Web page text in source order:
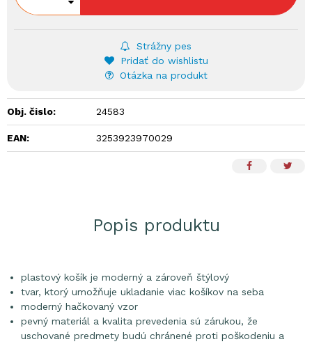
Strážny pes
Pridať do wishlistu
Otázka na produkt
Obj. čislo: 24583
EAN: 3253923970029
Popis produktu
plastový košík je moderný a zároveň štýlový
tvar, ktorý umožňuje ukladanie viac košíkov na seba
moderný hačkovaný vzor
pevný materiál a kvalita prevedenia sú zárukou, že
uschované predmety budú chránené proti poškodeniu a